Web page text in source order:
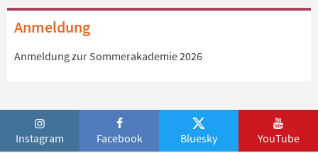
Anmeldung
Anmeldung zur Sommerakademie 2026
Instagram Facebook Bluesky YouTube